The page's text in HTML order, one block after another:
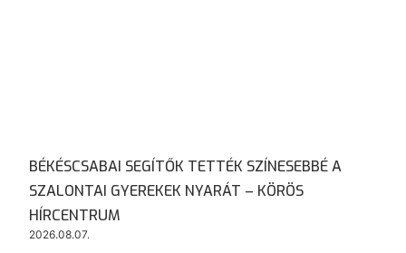
BÉKÉSCSABAI SEGÍTŐK TETTÉK SZÍNESEBBÉ A
SZALONTAI GYEREKEK NYARÁT – KÖRÖS
HÍRCENTRUM
2026.08.07.